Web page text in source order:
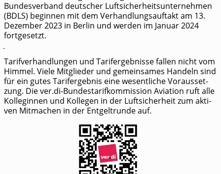
Bun­des­ver­band deut­scher Luft­si­cher­heits­un­ter­neh­men
(BDLS) begin­nen mit dem Ver­hand­lungs­auf­takt am 13.
Dezem­ber 2023 in Ber­lin und wer­den im Janu­ar 2024
fortgesetzt.
Tarif­ver­hand­lun­gen und Tarif­er­geb­nis­se fal­len nicht vom
Him­mel. Vie­le Mit­glie­der und gemein­sa­mes Han­deln sind
für ein gutes Tarif­er­geb­nis eine wesent­li­che Vor­aus­set­
zung. Die ver.di-Bundestarifkommission Avia­ti­on ruft alle
Kol­le­gin­nen und Kol­le­gen in der Luft­si­cher­heit zum akti­
ven Mit­ma­chen in der Ent­gelt­run­de auf.